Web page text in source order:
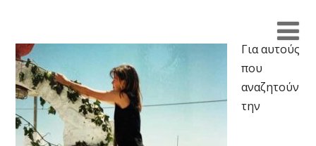
Για αυτούς
που
αναζητούν
την